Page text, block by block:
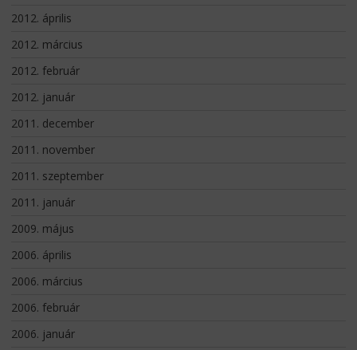
2012. április
2012. március
2012. február
2012. január
2011. december
2011. november
2011. szeptember
2011. január
2009. május
2006. április
2006. március
2006. február
2006. január